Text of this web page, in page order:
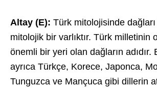
Altay (E): Türk mitolojisinde
mitolojik bir varlıktır. Türk milletinin
önemli bir yeri olan dağların adıdır.
ayrıca Türkçe, Korece, Japonca,
Tunguzca ve Mançuca gibi dillerin